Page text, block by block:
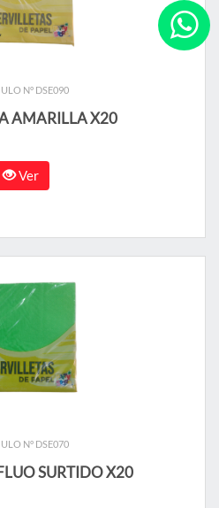
N° DSE090
AMARILLA X20
Ver
N° DSE070
SURTIDO X20